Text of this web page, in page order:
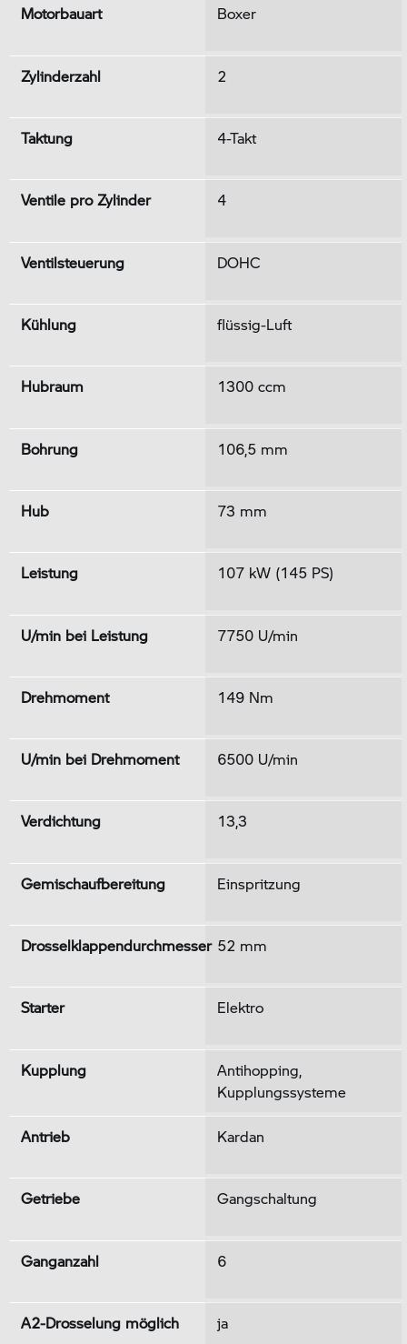
Motorbauart Boxer
Zylinderzahl 2
Taktung 4-Takt
Ventile pro Zylinder 4
Ventilsteuerung DOHC
Kühlung flüssig-Luft
Hubraum 1300 ccm
Bohrung 106,5 mm
Hub 73 mm
Leistung 107 kW (145 PS)
U/min bei Leistung 7750 U/min
Drehmoment 149 Nm
U/min bei Drehmoment 6500 U/min
Verdichtung 13,3
Gemischaufbereitung Einspritzung
Drosselklappendurchmesser 52 mm
Starter Elektro
Kupplung
Antihopping,
Kupplungssysteme
Antrieb Kardan
Getriebe Gangschaltung
Ganganzahl 6
A2-Drosselung möglich ja